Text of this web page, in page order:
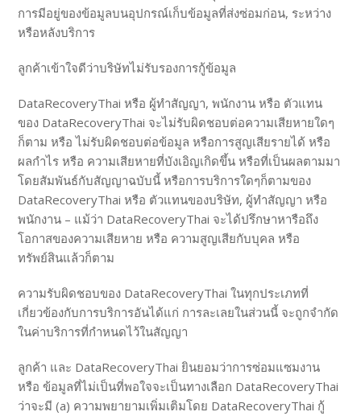
การมีอยู่ของข้อมูลบนอุปกรณ์เก็บข้อมูลที่ส่งซ่อมก่อน, ระหว่าง
หรือหลังบริการ
ลูกค้าเข้าใจดีว่าบริษัทไม่รับรองการกู้ข้อมูล
DataRecoveryThai หรือ ผู้ทำสัญญา, พนักงาน หรือ ตัวแทน
ของ DataRecoveryThai จะไม่รับผิดชอบต่อความเสียหายใดๆ
ก็ตาม หรือ ไม่รับผิดชอบต่อข้อมูล หรือการสูญเสียรายได้ หรือ
ผลกำไร หรือ ความเสียหายที่บังเอิญเกิดขึ้น หรือที่เป็นผลตามมา
โดยสัมพันธ์กับสัญญาฉบับนี้ หรือการบริการใดๆก็ตามของ
DataRecoveryThai หรือ ตัวแทนของบริษัท, ผู้ทำสัญญา หรือ
พนักงาน – แม้ว่า DataRecoveryThai จะได้ปรึกษาหารือถึง
โอกาสของความเสียหาย หรือ ความสูญเสียกับบุคล หรือ
ทรัพย์สินแล้วก็ตาม
ความรับผิดชอบของ DataRecoveryThai ในทุกประเภทที่
เกี่ยวข้องกับการบริการอันได้แก่ การละเลยในส่วนนี้ จะถูกจำกัด
ในค่าบริการที่กำหนดไว้ในสัญญา
ลูกค้า และ DataRecoveryThai ยินยอมว่าการซ่อมแซมงาน
หรือ ข้อมูลที่ไม่เป็นที่พอใจจะเป็นทางเลือก DataRecoveryThai
ว่าจะมี (a) ความพยายามเพิ่มเติมโดย DataRecoveryThai กู้